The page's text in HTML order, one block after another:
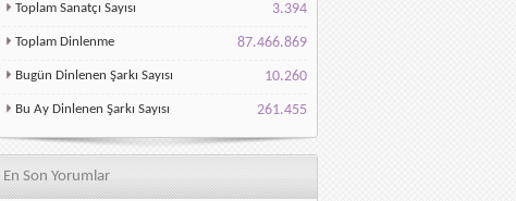
Toplam Sanatçı Sayısı 3.394
Toplam Dinlenme 87.466.869
Bugün Dinlenen Şarkı Sayısı 10.260
Bu Ay Dinlenen Şarkı Sayısı 261.455
En Son Yorumlar